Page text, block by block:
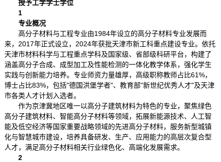
授予工学学士学位
1
专业概况
高分子材料与工程专业由1984年设立的高分子材料专业发展而
来，2017年正式设立，2024年获批天津市新工科重点建设专业。依托
天津市材料科学与工程重点学科及国家级、省部级科研平台，构建了
涵盖高分子合成、成型加工及性能检测的一体化教学体系，强化学生
实践与创新能力培养。专业师资力量雄厚，高级职称教师占比61%，
博士占比83%，包括"德国洪堡学者"、教育部"新世纪优秀人才"及天津
市各类人才计划入选者。
作为京津冀地区唯一以高分子建筑材料为特色的专业，聚焦绿色
高分子建筑材料、智能高分子材料等领域，拓展新能源技术、人工智
能及低空经济等国家重要战略领域的先进高分子材料，服务新型城镇
化与智慧城市建设，培养具备研发、生产、应用能力的高层次复合型
人才，满足高分子材料相关行业绿色化、高端化发展需求。
2